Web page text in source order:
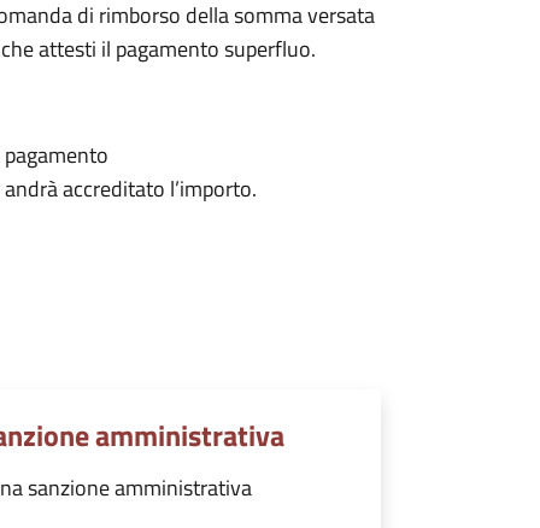
di rimborso della somma versata
attesti il pagamento superfluo.
accreditato l’importo.
amministrativa
sanzione amministrativa